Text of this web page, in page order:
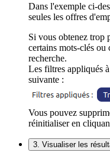
Dans l'exemple ci-
seules les offres
Si vous obtenez trop
certains mots-clés ou
recherche.
Les filtres appliqués
suivante :
Vous pouvez
réinitialiser en
3. Visualiser les